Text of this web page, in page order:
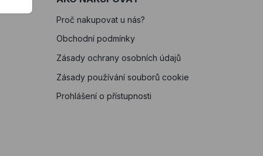
Proč nakupovat u nás?
Obchodní podmínky
Zásady ochrany osobních údajů
Zásady používání souborů cookie
Prohlášení o přístupnosti